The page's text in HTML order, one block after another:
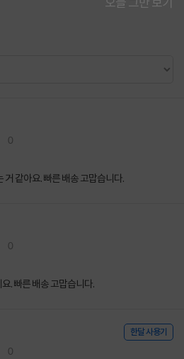
오늘 그만 보기
0
컴 케이스 앞쪽에 해보니까 잘 맞는 거 같아요. 빠른 배송 고맙습니다.
0
. 빠른 배송 고맙습니다.
한달 사용기
0